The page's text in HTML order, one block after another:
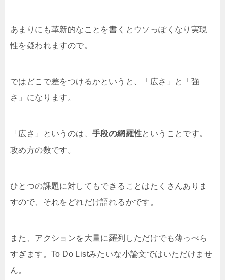
あまりにも革新的なことを書くとウソっぽくなり実現
性を疑われますので。
ではどこで差をつけるかというと、「広さ」と「強
さ」になります。
「広さ」というのは、 手段の網羅性ということです。
攻め方の数です。
ひとつの課題に対してもできることはたくさんありま
すので、それをどれだけ語れるかです。
また、アクションを大量に羅列しただけでも薄っぺら
すぎます。To Do Listみたいな小論文ではいただけませ
ん。